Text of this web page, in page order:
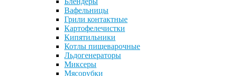
Вафельницы
Грили контактные
Картофелечистки
Кипятильники
Котлы пищеварочные
Льдогенераторы
Миксеры
Мясорубки